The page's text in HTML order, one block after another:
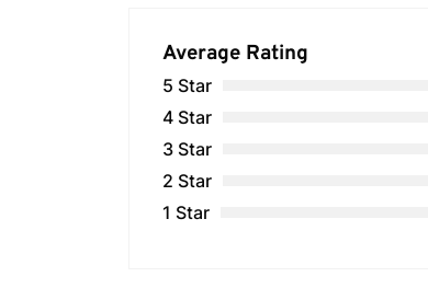
Average Rating
5 Star
4 Star
3 Star
2 Star
1 Star